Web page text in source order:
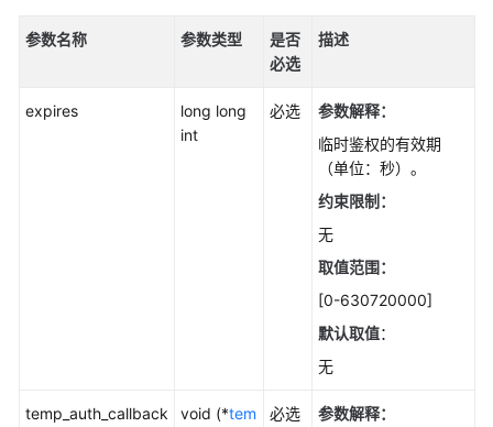
参数名称 参数类型
是否
必选
描述
expires
long long
int
必选
参数解释：
临时鉴权的有效期
（单位：秒）。
约束限制：
无
取值范围：
[0-630720000]
默认取值：
无
temp_auth_callback void (*tem
必选
参数解释：